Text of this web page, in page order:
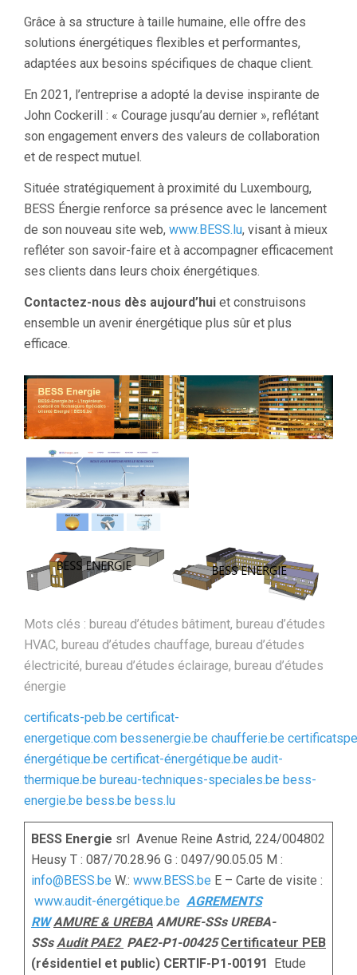
Grâce à sa structure à taille humaine, elle offre des
solutions énergétiques flexibles et performantes,
adaptées aux besoins spécifiques de chaque client.
En 2021, l’entreprise a adopté la devise inspirante de
John Cockerill : « Courage jusqu’au dernier », reflétant
son engagement envers des valeurs de collaboration
et de respect mutuel.
Située stratégiquement à proximité du Luxembourg,
BESS Énergie renforce sa présence avec le lancement
de son nouveau site web, www.BESS.lu, visant à mieux
refléter son savoir-faire et à accompagner efficacement
ses clients dans leurs choix énergétiques.
Contactez-nous dès aujourd’hui et construisons
ensemble un avenir énergétique plus sûr et plus
efficace.
Mots clés : bureau d’études bâtiment, bureau d’études
HVAC, bureau d’études chauffage, bureau d’études
électricité, bureau d’études éclairage, bureau d’études
énergie
certificats-peb.be certificat-
energetique.com bessenergie.be chaufferie.be
énergétique.be certificat-énergétique.be audit-
thermique.be bureau-techniques-speciales.be bess-
energie.be bess.be bess.lu
BESS Energie srl Avenue Reine Astrid, 224/004802
Heusy T : 087/70.28.96 G : 0497/90.05.05 M :
info@BESS.be W.: www.BESS.be E – Carte de visite :
www.audit-énergétique.be AGREMENTS
RW AMURE & UREBA AMURE-SSs UREBA-
SSsAudit PAE2 PAE2-P1-00425Certificateur PEB
(résidentiel et public) CERTIF-P1-00191 Etude